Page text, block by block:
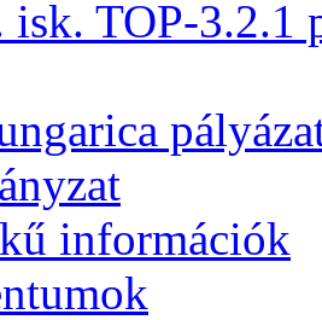
TOP-3.2.1
információk